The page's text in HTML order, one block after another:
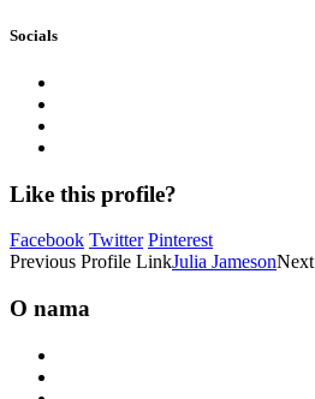
Socials
Like this profile?
Facebook Twitter Pinterest
Previous Profile LinkJulia JamesonNext
O nama